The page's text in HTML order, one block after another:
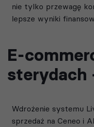
nie tylko przewagę
lepsze wyniki
E-
sterydach
Wdrożenie systemu
sprzedaż na Ceneo i